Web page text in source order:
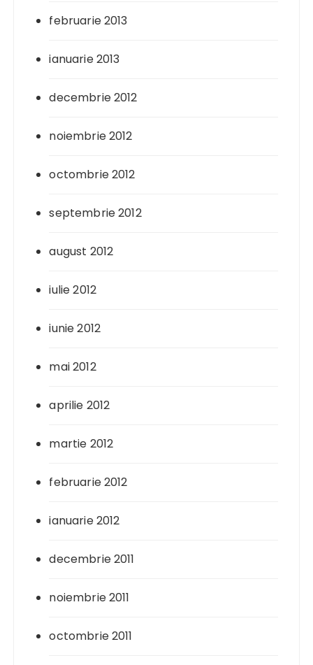
februarie 2013
ianuarie 2013
decembrie 2012
noiembrie 2012
octombrie 2012
septembrie 2012
august 2012
iulie 2012
iunie 2012
mai 2012
aprilie 2012
martie 2012
februarie 2012
ianuarie 2012
decembrie 2011
noiembrie 2011
octombrie 2011